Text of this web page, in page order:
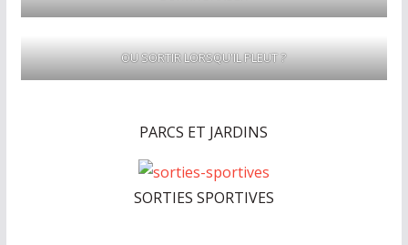
OU SORTIR LORSQU'IL PLEUT ?
PARCS ET JARDINS
SORTIES SPORTIVES